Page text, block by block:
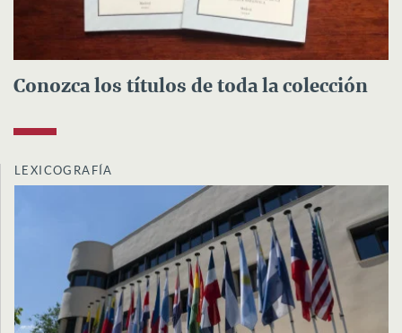
Conozca los títulos de toda la colección
LEXICOGRAFÍA